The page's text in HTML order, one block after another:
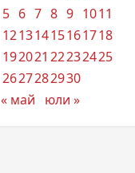
5 6 7 8 9 1011
12131415161718
192021 22232425
2627282930
« май
юли »